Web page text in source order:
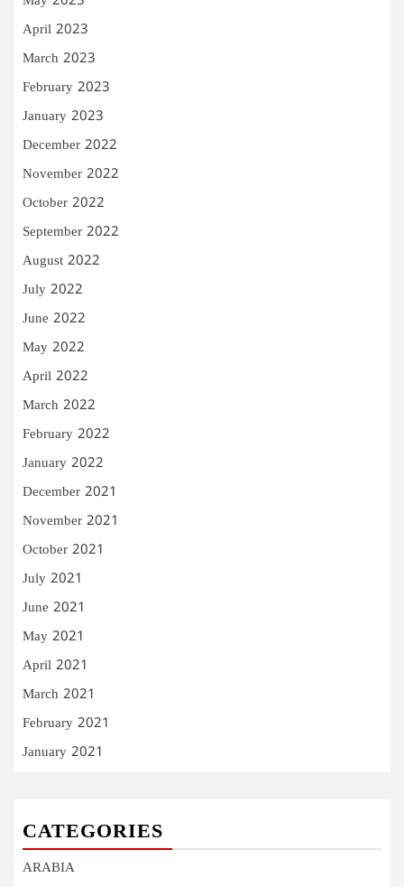
April 2023
March 2023
February 2023
January 2023
December 2022
November 2022
October 2022
September 2022
August 2022
July 2022
June 2022
May 2022
April 2022
March 2022
February 2022
January 2022
December 2021
November 2021
October 2021
July 2021
June 2021
May 2021
April 2021
March 2021
February 2021
January 2021
CATEGORIES
ARABIA